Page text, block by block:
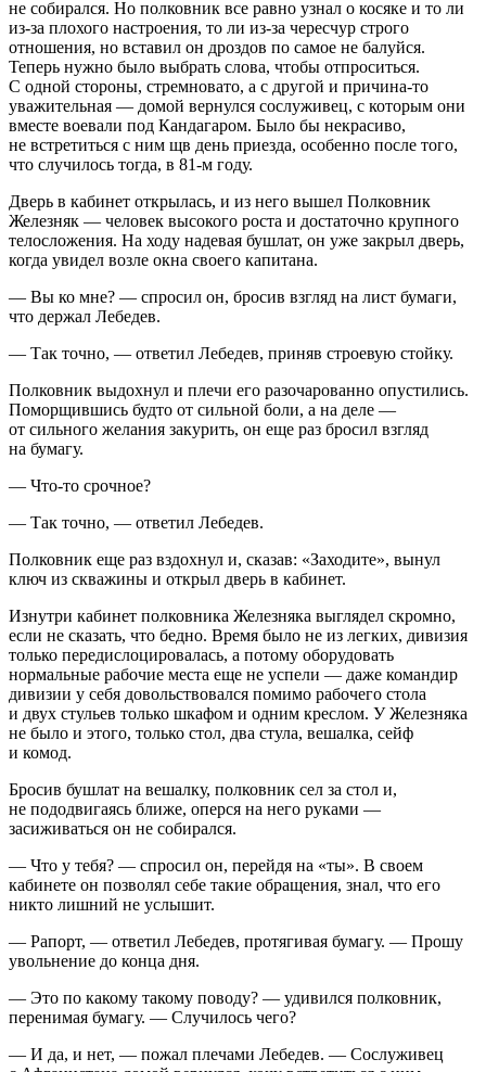
не собирался. Но полковник все равно узнал о косяке и то ли
из-за плохого настроения, то ли из-за чересчур строго
отношения, но вставил он дроздов по самое не балуйся.
Теперь нужно было выбрать слова, чтобы отпроситься.
С одной стороны, стремновато, а с другой и причина-то
уважительная — домой вернулся сослуживец, с которым они
вместе воевали под Кандагаром. Было бы некрасиво,
не встретиться с ним щв день приезда, особенно после того,
что случилось тогда, в 81-м году.
Дверь в кабинет открылась, и из него вышел Полковник
Железняк — человек высокого роста и достаточно крупного
телосложения. На ходу надевая бушлат, он уже закрыл дверь,
когда увидел возле окна своего капитана.
— Вы ко мне? — спросил он, бросив взгляд на лист бумаги,
что держал Лебедев.
— Так точно, — ответил Лебедев, приняв строевую стойку.
Полковник выдохнул и плечи его разочарованно опустились.
Поморщившись будто от сильной боли, а на деле —
от сильного желания закурить, он еще раз бросил взгляд
на бумагу.
— Что-то срочное?
— Так точно, — ответил Лебедев.
Полковник еще раз вздохнул и, сказав: «Заходите», вынул
ключ из скважины и открыл дверь в кабинет.
Изнутри кабинет полковника Железняка выглядел скромно,
если не сказать, что бедно. Время было не из легких, дивизия
только передислоцировалась, а потому оборудовать
нормальные рабочие места еще не успели — даже командир
дивизии у себя довольствовался помимо рабочего стола
и двух стульев только шкафом и одним креслом. У Железняка
не было и этого, только стол, два стула, вешалка, сейф
и комод.
Бросив бушлат на вешалку, полковник сел за стол и,
не пододвигаясь ближе, оперся на него руками —
засиживаться он не собирался.
— Что у тебя? — спросил он, перейдя на «ты». В своем
кабинете он позволял себе такие обращения, знал, что его
никто лишний не услышит.
— Рапорт, — ответил Лебедев, протягивая бумагу. — Прошу
увольнение до конца дня.
— Это по какому такому поводу? — удивился полковник,
перенимая бумагу. — Случилось чего?
— И да, и нет, — пожал плечами Лебедев. — Сослуживец